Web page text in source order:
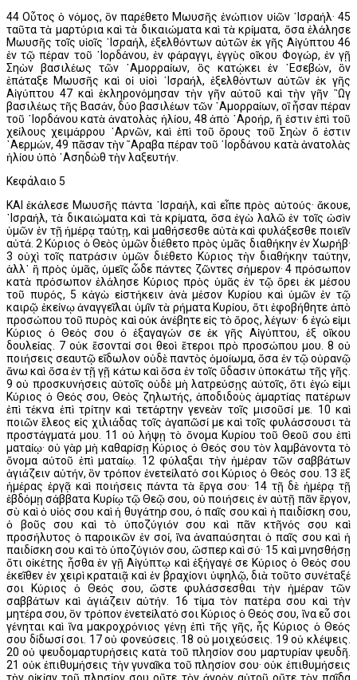
44 Οὗτος ὁ νόμος, ὃν παρέθετο Μωυσῆς ἐνώπιον υἱῶν ᾿Ισραήλ· 45
ταῦτα τὰ μαρτύρια καὶ τὰ δικαιώματα καὶ τὰ κρίματα, ὅσα ἐλάλησε
Μωυσῆς τοῖς υἱοῖς ᾿Ισραήλ, ἐξελθόντων αὐτῶν ἐκ γῆς Αἰγύπτου 46
ἐν τῷ πέραν τοῦ ᾿Ιορδάνου, ἐν φάραγγι, ἐγγὺς οἴκου Φογώρ, ἐν γῇ
Σηὼν βασιλέως τῶν ᾿Αμορραίων, ὃς κατῴκει ἐν ᾿Εσεβών, ὃν
ἐπάταξε Μωυσῆς καὶ οἱ υἱοὶ ᾿Ισραήλ, ἐξελθόντων αὐτῶν ἐκ γῆς
Αἰγύπτου 47 καὶ ἐκληρονόμησαν τὴν γῆν αὐτοῦ καὶ τὴν γῆν ῍Ωγ
βασιλέως τῆς Βασάν, δύο βασιλέων τῶν ᾿Αμορραίων, οἳ ἦσαν πέραν
τοῦ ᾿Ιορδάνου κατὰ ἀνατολὰς ἡλίου, 48 ἀπὸ ᾿Αροήρ, ἥ ἐστιν ἐπὶ τοῦ
χείλους χειμάρρου ᾿Αρνῶν, καὶ ἐπὶ τοῦ ὄρους τοῦ Σηὼν ὅ ἐστιν
᾿Αερμών, 49 πᾶσαν τὴν ῎Αραβα πέραν τοῦ ᾿Ιορδάνου κατὰ ἀνατολὰς
ἡλίου ὑπὸ ᾿Ασηδὼθ τὴν λαξευτήν.
Κεφάλαιο 5
ΚΑΙ ἐκάλεσε Μωυσῆς πάντα ᾿Ισραήλ, καὶ εἶπε πρὸς αὐτούς· ἄκουε,
᾿Ισραήλ, τὰ δικαιώματα καὶ τὰ κρίματα, ὅσα ἐγὼ λαλῶ ἐν τοῖς ὠσὶν
ὑμῶν ἐν τῇ ἡμέρᾳ ταύτῃ, καὶ μαθήσεσθε αὐτὰ καὶ φυλάξεσθε ποιεῖν
αὐτά. 2 Κύριος ὁ Θεὸς ὑμῶν διέθετο πρὸς ὑμᾶς διαθήκην ἐν Χωρήβ·
3 οὐχὶ τοῖς πατράσιν ὑμῶν διέθετο Κύριος τὴν διαθήκην ταύτην,
ἀλλ᾿ ἢ πρὸς ὑμᾶς, ὑμεῖς ὧδε πάντες ζῶντες σήμερον· 4 πρόσωπον
κατὰ πρόσωπον ἐλάλησε Κύριος πρὸς ὑμᾶς ἐν τῷ ὄρει ἐκ μέσου
τοῦ πυρός, 5 κἀγὼ εἱστήκειν ἀνὰ μέσον Κυρίου καὶ ὑμῶν ἐν τῷ
καιρῷ ἐκείνῳ ἀναγγεῖλαι ὑμῖν τὰ ρήματα Κυρίου, ὅτι ἐφοβήθητε ἀπὸ
προσώπου τοῦ πυρὸς καὶ οὐκ ἀνέβητε εἰς τὸ ὄρος, λέγων· 6 ἐγώ εἰμι
Κύριος ὁ Θεός σου ὁ ἐξαγαγών σε ἐκ γῆς Αἰγύπτου, ἐξ οἴκου
δουλείας. 7 οὐκ ἔσονταί σοι θεοὶ ἕτεροι πρὸ προσώπου μου. 8 οὐ
ποιήσεις σεαυτῷ εἴδωλον οὐδὲ παντὸς ὁμοίωμα, ὅσα ἐν τῷ οὐρανῷ
ἄνω καὶ ὅσα ἐν τῇ γῇ κάτω καὶ ὅσα ἐν τοῖς ὕδασιν ὑποκάτω τῆς γῆς.
9 οὐ προσκυνήσεις αὐτοῖς οὐδὲ μὴ λατρεύσῃς αὐτοῖς, ὅτι ἐγώ εἰμι
Κύριος ὁ Θεός σου, Θεὸς ζηλωτής, ἀποδιδοὺς ἁμαρτίας πατέρων
ἐπὶ τέκνα ἐπὶ τρίτην καὶ τετάρτην γενεὰν τοῖς μισοῦσί με. 10 καὶ
ποιῶν ἔλεος εἰς χιλιάδας τοῖς ἀγαπῶσί με καὶ τοῖς φυλάσσουσι τὰ
προστάγματά μου. 11 οὐ λήψῃ τὸ ὄνομα Κυρίου τοῦ Θεοῦ σου ἐπὶ
ματαίῳ· οὐ γὰρ μὴ καθαρίσῃ Κύριος ὁ Θεός σου τὸν λαμβάνοντα τὸ
ὄνομα αὐτοῦ ἐπὶ ματαίῳ. 12 φύλαξαι τὴν ἡμέραν τῶν σαββάτων
ἁγιάζειν αὐτήν, ὃν τρόπον ἐνετείλατό σοι Κύριος ὁ Θεός σου. 13 ἓξ
ἡμέρας ἐργᾷ καὶ ποιήσεις πάντα τὰ ἔργα σου· 14 τῇ δὲ ἡμέρᾳ τῇ
ἑβδόμῃ σάββατα Κυρίῳ τῷ Θεῷ σου, οὐ ποιήσεις ἐν αὐτῇ πᾶν ἔργον,
σὺ καὶ ὁ υἱός σου καὶ ἡ θυγάτηρ σου, ὁ παῖς σου καὶ ἡ παιδίσκη σου,
ὁ βοῦς σου καὶ τὸ ὑποζύγιόν σου καὶ πᾶν κτῆνός σου καὶ
προσήλυτος ὁ παροικῶν ἐν σοί, ἵνα ἀναπαύσηται ὁ παῖς σου καὶ ἡ
παιδίσκη σου καὶ τὸ ὑποζύγιόν σου, ὥσπερ καὶ σύ· 15 καὶ μνησθήσῃ
ὅτι οἰκέτης ἦσθα ἐν γῇ Αἰγύπτῳ καὶ ἐξήγαγέ σε Κύριος ὁ Θεός σου
ἐκεῖθεν ἐν χειρὶ κραταιᾷ καὶ ἐν βραχίονι ὑψηλῷ, διὰ τοῦτο συνέταξέ
σοι Κύριος ὁ Θεός σου, ὥστε φυλάσσεσθαι τὴν ἡμέραν τῶν
σαββάτων καὶ ἁγιάζειν αὐτήν. 16 τίμα τὸν πατέρα σου καὶ τὴν
μητέρα σου, ὃν τρόπον ἐνετείλατό σοι Κύριος ὁ Θεός σου, ἵνα εὖ σοι
γένηται καὶ ἵνα μακροχρόνιος γένῃ ἐπὶ τῆς γῆς, ἧς Κύριος ὁ Θεός
σου δίδωσί σοι. 17 οὐ φονεύσεις. 18 οὐ μοιχεύσεις. 19 οὐ κλέψεις.
20 οὐ ψευδομαρτυρήσεις κατὰ τοῦ πλησίον σου μαρτυρίαν ψευδῆ.
21 οὐκ ἐπιθυμήσεις τὴν γυναῖκα τοῦ πλησίον σου· οὐκ ἐπιθυμήσεις